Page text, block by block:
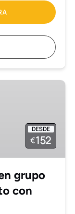
DESDE
€152
grupo
con